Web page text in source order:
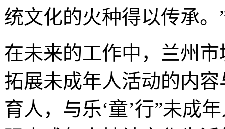
统文化的火种得以传承。
在未来的工作中，兰州
拓展未成年人活动的内
育人，与乐‘童’行”未成